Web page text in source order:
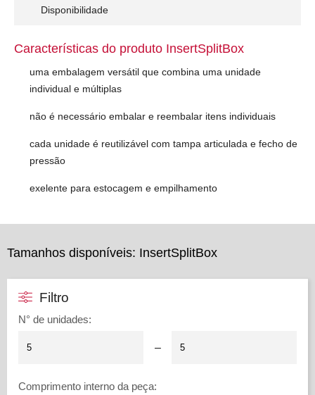
Disponibilidade
Características do produto InsertSplitBox
uma embalagem versátil que combina uma unidade
individual e múltiplas
não é necessário embalar e reembalar itens individuais
cada unidade é reutilizável com tampa articulada e fecho de
pressão
exelente para estocagem e empilhamento
Tamanhos disponíveis: InsertSplitBox
Filtro
N° de unidades:
–
Comprimento interno da peça: